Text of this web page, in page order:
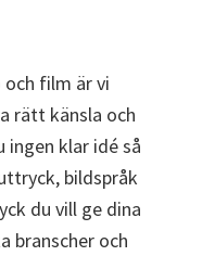
film är vi
rätt känsla och
ingen klar idé så
bildspråk
du vill ge dina
branscher och